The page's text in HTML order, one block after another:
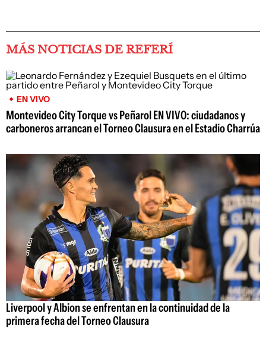
MÁS NOTICIAS DE REFERÍ
EN VIVO
Montevideo City Torque vs Peñarol EN VIVO: ciudadanos y
carboneros arrancan el Torneo Clausura en el Estadio Charrúa
Liverpool y Albion se enfrentan en la continuidad de la
primera fecha del Torneo Clausura